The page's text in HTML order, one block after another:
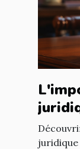
de la
juridique